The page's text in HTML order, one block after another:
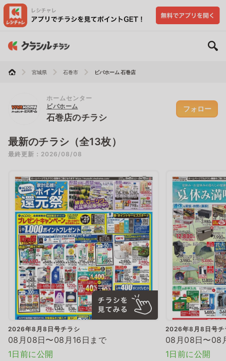
宮城県 石巻市 ビバホーム 石巻店
ホームセンター
ビバホーム
石巻店のチラシ
フォロー
最新のチラシ（全13枚）
最終更新：2026/08/08
2026年8月8日号チラシ
08月08日〜08月16日まで
1日前に公開
2026年8月8日号チ
08月08日〜08
1日前に公開